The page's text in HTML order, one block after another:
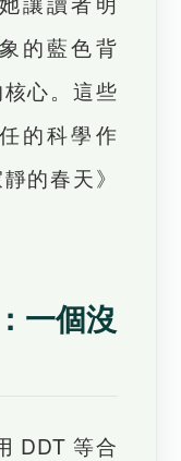
的藍色背
心。這些
的科學作
的春天》
一個沒
DDT 等合